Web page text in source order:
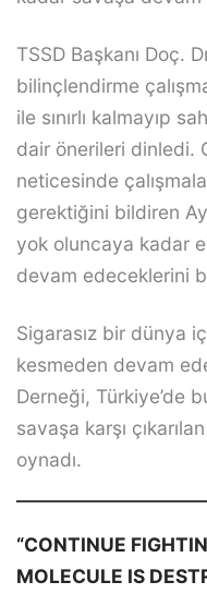
TSSD Başkanı Doç.
bilinçlendirme
ile sınırlı kalmayıp
dair önerileri dinledi.
neticesinde
gerektiğini bildiren
yok oluncaya kadar
devam edeceklerini
Sigarasız bir dünya
kesmeden devam
Derneği, Türkiye’de
savaşa karşı
oynadı.
“CONTINUE
MOLECULE IS